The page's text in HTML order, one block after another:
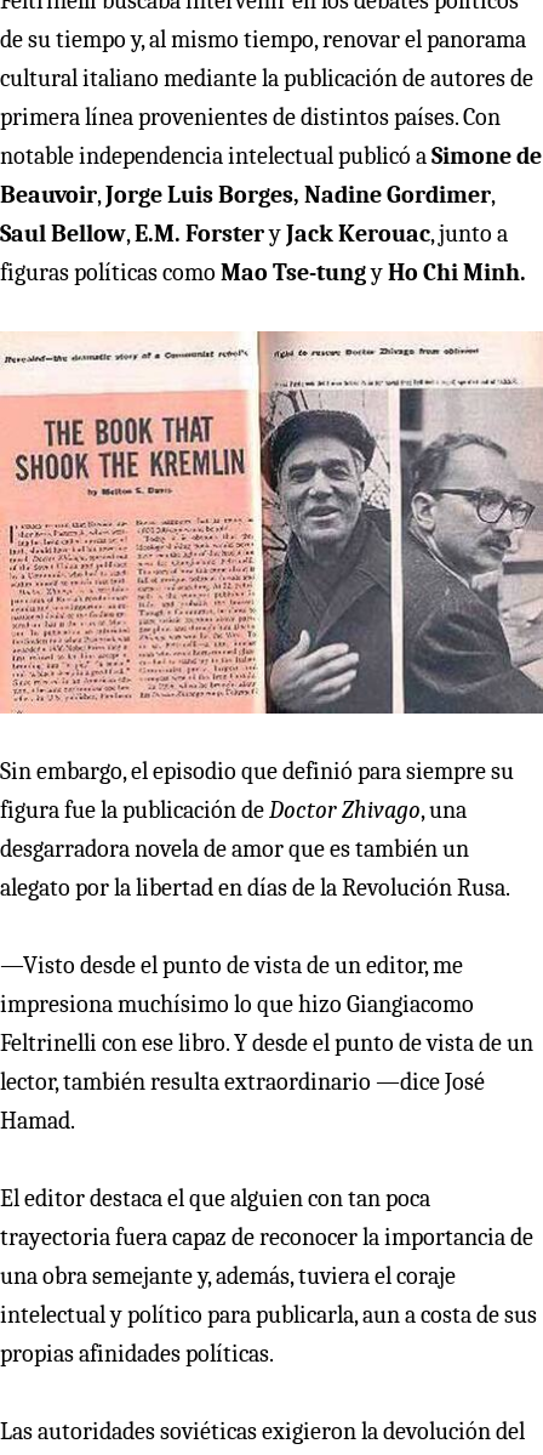
de su tiempo y, al mismo tiempo, renovar el panorama
cultural italiano mediante la publicación de autores de
primera línea provenientes de distintos países. Con
notable independencia intelectual publicó aSimone de
Beauvoir,Jorge Luis Borges, Nadine Gordimer,
Saul Bellow,E.M. ForsteryJack Kerouac, junto a
figuras políticas como Mao Tse-tungyHo Chi Minh.
Sin embargo, el episodio que definió para siempre su
figura fue la publicación deDoctor Zhivago, una
desgarradora novela de amor que es también un
alegato por la libertad en días de la Revolución Rusa.
—Visto desde el punto de vista de un editor, me
impresiona muchísimo lo que hizo Giangiacomo
Feltrinelli con ese libro. Y desde el punto de vista de un
lector, también resulta extraordinario —dice José
Hamad.
El editor destaca el que alguien con tan poca
trayectoria fuera capaz de reconocer la importancia de
una obra semejante y, además, tuviera el coraje
intelectual y político para publicarla, aun a costa de sus
propias afinidades políticas.
Las autoridades soviéticas exigieron la devolución del